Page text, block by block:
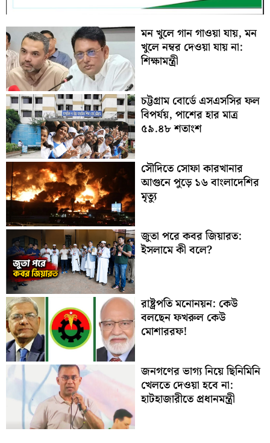
মন খুলে গান গাওয়া যায়, মন
খুলে নম্বর দেওয়া যায় না:
শিক্ষামন্ত্রী
চট্টগ্রাম বোর্ডে এসএসসির ফল
বিপর্যয়, পাশের হার মাত্র
৫৯.৪৮ শতাংশ
সৌদিতে সোফা কারখানার
আগুনে পুড়ে ১৬ বাংলাদেশির
মৃত্যু
জুতা পরে কবর জিয়ারত:
ইসলামে কী বলে?
রাষ্ট্রপতি মনোনয়ন: কেউ
বলছেন ফখরুল কেউ
মোশাররফ!
জনগণের ভাগ্য নিয়ে ছিনিমিনি
খেলতে দেওয়া হবে না:
হাটহাজারীতে প্রধানমন্ত্রী